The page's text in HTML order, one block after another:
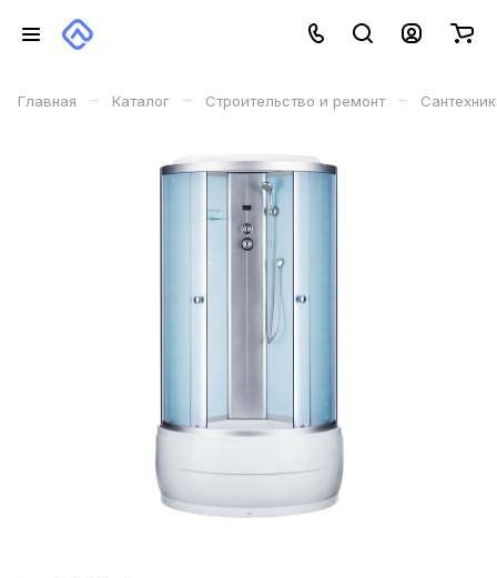
Главная – Каталог – Строительство и ремонт –